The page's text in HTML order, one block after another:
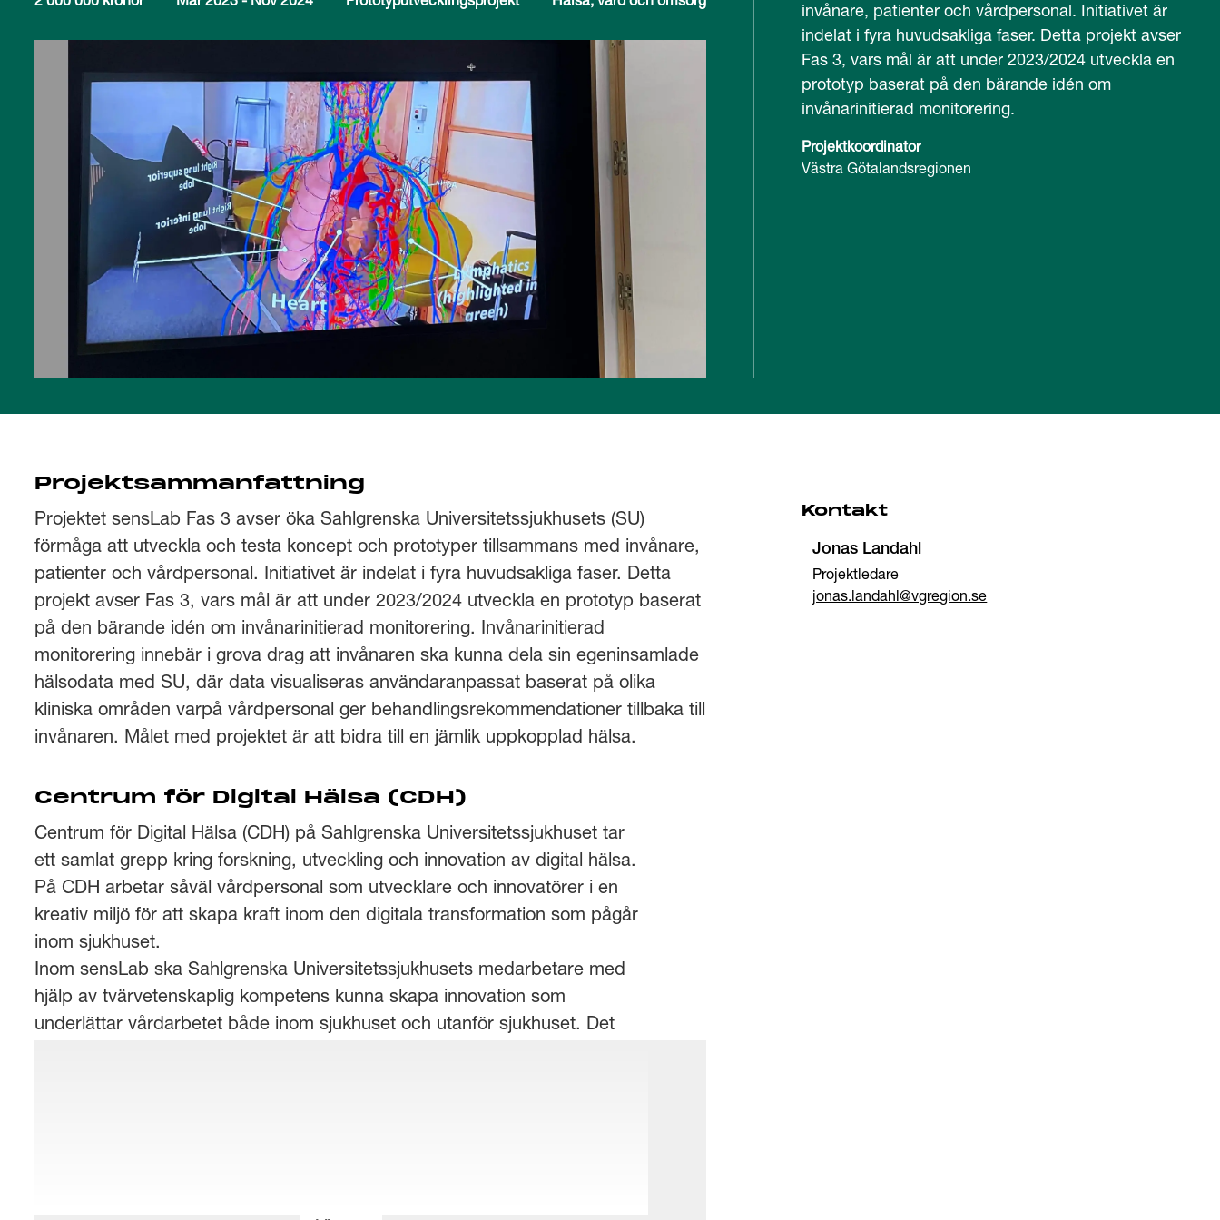
invånare, patienter och vårdpersonal. Initiativet är
indelat i fyra huvudsakliga faser. Detta projekt avser
Fas 3, vars mål är att under 2023/2024 utveckla en
prototyp baserat på den bärande idén om
invånarinitierad monitorering.
Projektkoordinator
Västra Götalandsregionen
Projektsammanfattning
Projektet sensLab Fas 3 avser öka Sahlgrenska Universitetssjukhusets (SU)
förmåga att utveckla och testa koncept och prototyper tillsammans med invånare,
patienter och vårdpersonal. Initiativet är indelat i fyra huvudsakliga faser. Detta
projekt avser Fas 3, vars mål är att under 2023/2024 utveckla en prototyp baserat
på den bärande idén om invånarinitierad monitorering. Invånarinitierad
monitorering innebär i grova drag att invånaren ska kunna dela sin egeninsamlade
hälsodata med SU, där data visualiseras användaranpassat baserat på olika
kliniska områden varpå vårdpersonal ger behandlingsrekommendationer tillbaka till
invånaren. Målet med projektet är att bidra till en jämlik uppkopplad hälsa.
Kontakt
Jonas Landahl
Projektledare
jonas.landahl@vgregion.se
Centrum för Digital Hälsa (CDH)
Centrum för Digital Hälsa (CDH) på Sahlgrenska Universitetssjukhuset tar
ett samlat grepp kring forskning, utveckling och innovation av digital hälsa.
På CDH arbetar såväl vårdpersonal som utvecklare och innovatörer i en
kreativ miljö för att skapa kraft inom den digitala transformation som pågår
inom sjukhuset.
Inom sensLab ska Sahlgrenska Universitetssjukhusets medarbetare med
hjälp av tvärvetenskaplig kompetens kunna skapa innovation som
underlättar vårdarbetet både inom sjukhuset och utanför sjukhuset. Det